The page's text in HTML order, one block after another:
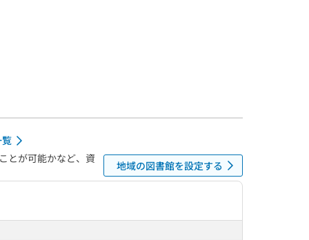
とが可能かなど、資
地域の図書館を設定する